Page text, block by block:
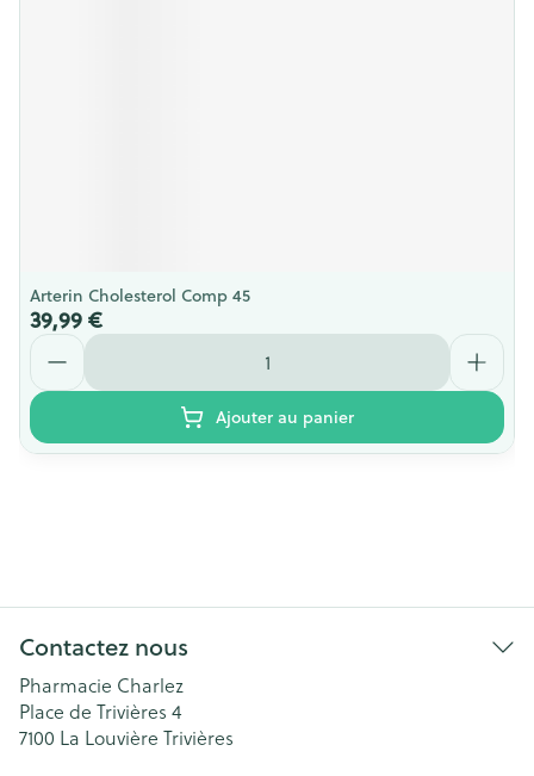
Arterin Cholesterol Comp 45
39,99 €
Quantité
Ajouter au panier
Contactez nous
Pharmacie Charlez
Place de Trivières 4
7100 La Louvière Trivières